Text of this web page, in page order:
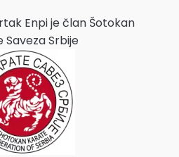
Enpi je član Šotokan
Saveza Srbije